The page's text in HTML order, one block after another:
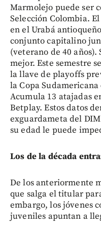
Marmolejo puede ser
Selección Colombia.
en el Urabá
conjunto capitalino
(veterano de 40 años).
mejor. Este semestre
la llave de playoffs
la Copa
Acumula 13 atajadas
Betplay. Estos datos
exguardameta del
su edad le puede
Los de la década
De los anteriormente
que salga el titular
embargo, los jóvenes
juveniles apuntan a